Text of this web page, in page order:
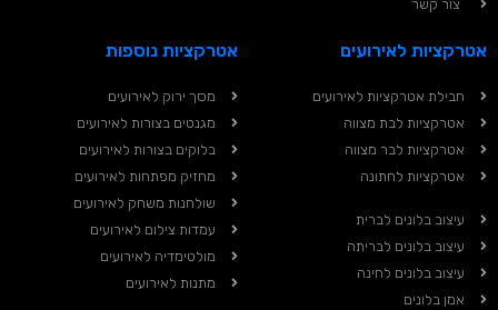
צור קשר
אטרקציות לאירועים
חבילת אטרקציות לאירועים
אטרקציות לבת מצווה
אטרקציות לבר מצווה
אטרקציות לחתונה
עיצוב בלונים לברית
עיצוב בלונים לבריתה
עיצוב בלונים לחינה
אמן בלונים
אטרקציות נוספות
מסך ירוק לאירועים
מגנטים בצורות לאירועים
בלוקים בצורות לאירועים
מחזיק מפתחות לאירועים
שולחנות משחק לאירועים
עמדות צילום לאירועים
מולטימדיה לאירועים
מתנות לאירועים